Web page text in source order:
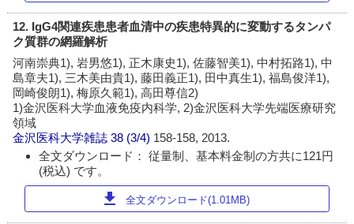
12. IgG4関連疾患患者血清中の疾患特異的に変動するタンパ
ク質群の網羅解析
河南崇典1), 岩男悠1), 正木康史1), 佐藤智美1), 中村拓路1), 中
島章夫1), 三木美由貴1), 藤田義正1), 田中真生1), 福島俊洋1),
岡崎俊朗1), 梅原久範1), 高田尊信2)
1)金沢医科大学血液免疫内科学, 2)金沢医科大学先端医療研究
領域
金沢医科大学雑誌 38 (3/4) 158-158, 2013.
全文ダウンロード： 従量制、基本料金制の方共に121円
(税込) です。
download 全文ダウンロード(1.01MB)